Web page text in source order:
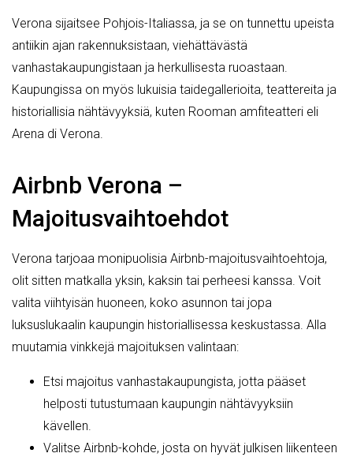
Verona sijaitsee Pohjois-Italiassa, ja se on tunnettu upeista
antiikin ajan rakennuksistaan, viehättävästä
vanhastakaupungistaan ja herkullisesta ruoastaan.
Kaupungissa on myös lukuisia taidegallerioita, teattereita ja
historiallisia nähtävyyksiä, kuten Rooman amfiteatteri eli
Arena di Verona.
Airbnb Verona –
Majoitusvaihtoehdot
Verona tarjoaa monipuolisia Airbnb-majoitusvaihtoehtoja,
olit sitten matkalla yksin, kaksin tai perheesi kanssa. Voit
valita viihtyisän huoneen, koko asunnon tai jopa
luksuslukaalin kaupungin historiallisessa keskustassa. Alla
muutamia vinkkejä majoituksen valintaan:
Etsi majoitus vanhastakaupungista, jotta pääset
helposti tutustumaan kaupungin nähtävyyksiin
kävellen.
Valitse Airbnb-kohde, josta on hyvät julkisen liikenteen